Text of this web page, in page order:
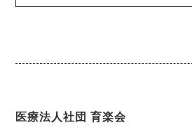
医療法人社団 育楽会